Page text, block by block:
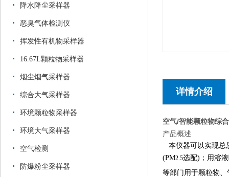
降水降尘采样器
恶臭气体检测仪
挥发性有机物采样器
16.67L颗粒物采样器
烟尘烟气采样器
综合大气采样器
环境颗粒物采样器
环境大气采样器
空气检测
防爆粉尘采样器
详情介绍
空气/智能颗粒物综
产品概述
本仪器可以实现总
(PM2.5选配)；用溶
等部门用于颗粒物